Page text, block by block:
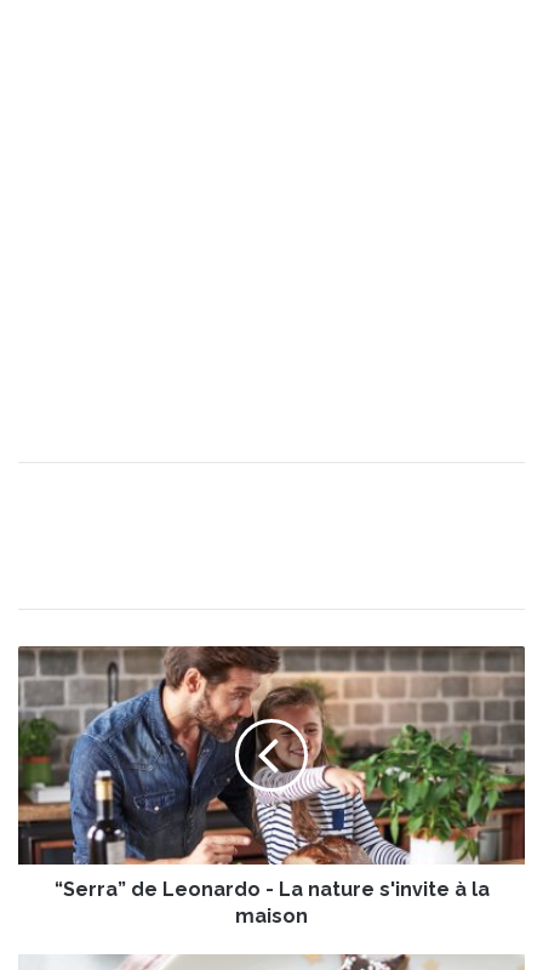
“
S
e
r
r
a
”
d
e
“Serra” de Leonardo - La nature s'invite à la
maison